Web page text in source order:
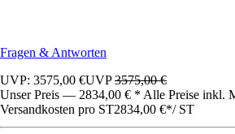
Fragen & Antworten
UVP: 3575,00 €UVP3575,00 €
Unser Preis — 2834,00 € * Alle Preise inkl.
Versandkosten pro ST2834,00 €*/ ST